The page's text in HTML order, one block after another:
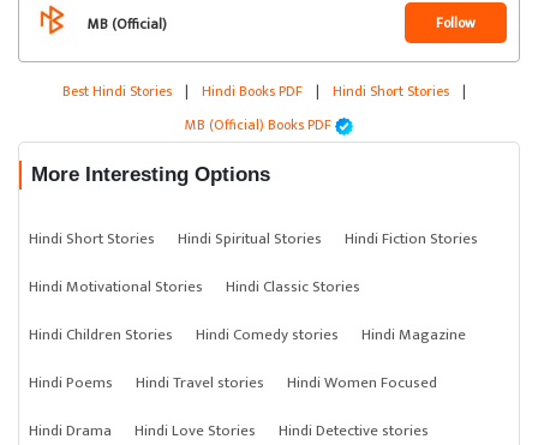
MB (Official) Follow
Best Hindi Stories | Hindi Books PDF | Hindi Short Stories |
MB (Official) Books PDF
More Interesting Options
Hindi Short Stories Hindi Spiritual Stories
Hindi Fiction Stories
Hindi Motivational Stories
Hindi Classic Stories
Hindi Children Stories
Hindi Comedy stories
Hindi Magazine
Hindi Poems
Hindi Travel stories
Hindi Women Focused
Hindi Drama
Hindi Love Stories
Hindi Detective stories